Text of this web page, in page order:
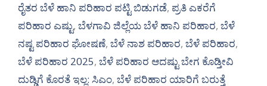
ರೈತರ ಬೆಳೆ ಹಾನಿ ಪರಿಹಾರ ಪಟ್ಟಿ ಬಿಡುಗಡೆ, ಪ್ರತಿ ಎಕರೆಗೆ
ಪರಿಹಾರ ಎಷ್ಟು, ಬೆಳಗಾವಿ ಜಿಲ್ಲೆಯ ಬೆಳೆ ಹಾನಿ ಪರಿಹಾರ, ಬೆಳೆ
ನಷ್ಟ ಪರಿಹಾರ ಘೋಷಣೆ, ಬೆಳೆ ನಾಶ ಪರಿಹಾರ, ಬೆಳೆ ಪರಿಹಾರ,
ಬೆಳೆ ಪರಿಹಾರ 2025, ಬೆಳೆ ಪರಿಹಾರ ಆದಷ್ಟು ಬೇಗ ಕೊಡ್ತೀವಿ
ದುಡ್ಡಿಗೆ ಕೊರತೆ ಇಲ್ಲ: ಸಿಎಂ, ಬೆಳೆ ಪರಿಹಾರ ಯಾರಿಗೆ ಬರುತ್ತೆ